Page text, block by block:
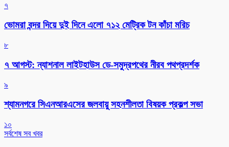
৭
ভোমরা বন্দর দিয়ে দুই দিনে এলো ৭১২ মেট্রিক টন কাঁচা মরিচ
৮
৭ আগস্ট: ন্যাশনাল লাইটহাউস ডে-সমুদ্রপথের নীরব পথপ্রদর্শক
৯
শ্যামনগরে সিএনআরএসের জলবায়ু সহনশীলতা বিষয়ক প্রকল্প সভা
১০
সর্বশেষ সব খবর